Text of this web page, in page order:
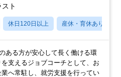
ト
休日120日以上 産休・育休あり
ある方が安心して長く働ける環
支えるジョブコーチとして、お
業へ常駐し、就労支援を行ってい